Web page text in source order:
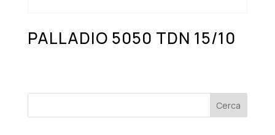
PALLADIO 5050 TDN 15/10
Cerca